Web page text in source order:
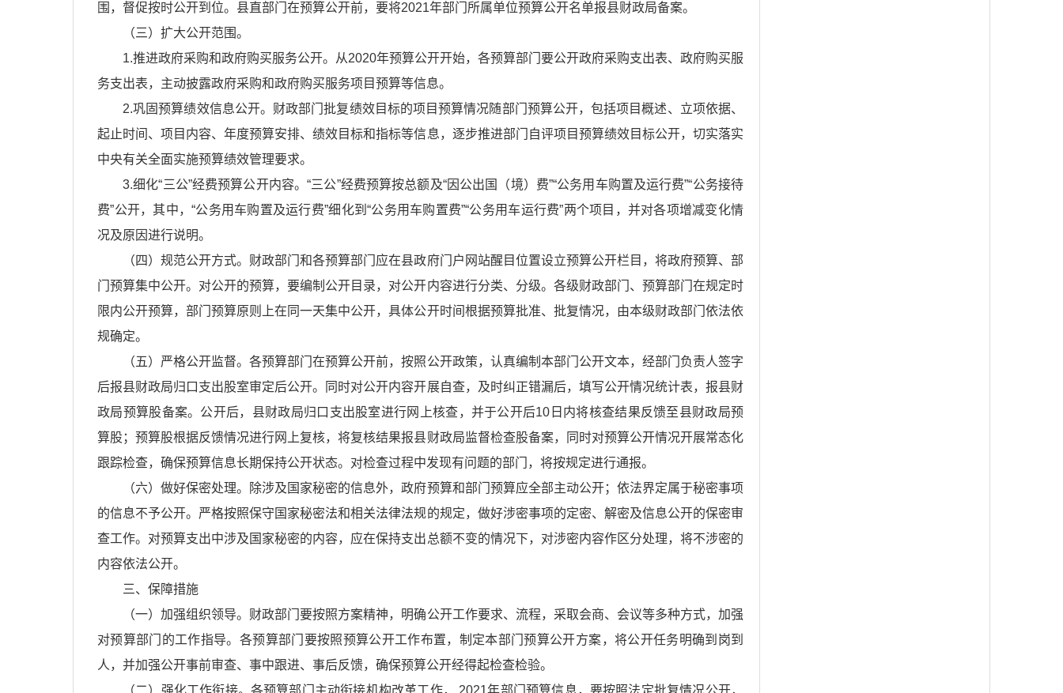
围，督促按时公开到位。县直部门在预算公开前，要将2021年部门所属单位预算公开名单报县财政局备案。
（三）扩大公开范围。
1.推进政府采购和政府购买服务公开。从2020年预算公开开始，各预算部门要公开政府采购支出表、政府购买服
务支出表，主动披露政府采购和政府购买服务项目预算等信息。
2.巩固预算绩效信息公开。财政部门批复绩效目标的项目预算情况随部门预算公开，包括项目概述、立项依据、
起止时间、项目内容、年度预算安排、绩效目标和指标等信息，逐步推进部门自评项目预算绩效目标公开，切实落实
中央有关全面实施预算绩效管理要求。
3.细化“三公”经费预算公开内容。“三公”经费预算按总额及“因公出国（境）费”“公务用车购置及运行费”“公务接待
费”公开，其中，“公务用车购置及运行费”细化到“公务用车购置费”“公务用车运行费”两个项目，并对各项增减变化情
况及原因进行说明。
（四）规范公开方式。财政部门和各预算部门应在县政府门户网站醒目位置设立预算公开栏目，将政府预算、部
门预算集中公开。对公开的预算，要编制公开目录，对公开内容进行分类、分级。各级财政部门、预算部门在规定时
限内公开预算，部门预算原则上在同一天集中公开，具体公开时间根据预算批准、批复情况，由本级财政部门依法依
规确定。
（五）严格公开监督。各预算部门在预算公开前，按照公开政策，认真编制本部门公开文本，经部门负责人签字
后报县财政局归口支出股室审定后公开。同时对公开内容开展自查，及时纠正错漏后，填写公开情况统计表，报县财
政局预算股备案。公开后，县财政局归口支出股室进行网上核查，并于公开后10日内将核查结果反馈至县财政局预
算股；预算股根据反馈情况进行网上复核，将复核结果报县财政局监督检查股备案，同时对预算公开情况开展常态化
跟踪检查，确保预算信息长期保持公开状态。对检查过程中发现有问题的部门，将按规定进行通报。
（六）做好保密处理。除涉及国家秘密的信息外，政府预算和部门预算应全部主动公开；依法界定属于秘密事项
的信息不予公开。严格按照保守国家秘密法和相关法律法规的规定，做好涉密事项的定密、解密及信息公开的保密审
查工作。对预算支出中涉及国家秘密的内容，应在保持支出总额不变的情况下，对涉密内容作区分处理，将不涉密的
内容依法公开。
三、保障措施
（一）加强组织领导。财政部门要按照方案精神，明确公开工作要求、流程，采取会商、会议等多种方式，加强
对预算部门的工作指导。各预算部门要按照预算公开工作布置，制定本部门预算公开方案，将公开任务明确到岗到
人，并加强公开事前审查、事中跟进、事后反馈，确保预算公开经得起检查检验。
（二）强化工作衔接。各预算部门主动衔接机构改革工作， 2021年部门预算信息，要按照法定批复情况公开，